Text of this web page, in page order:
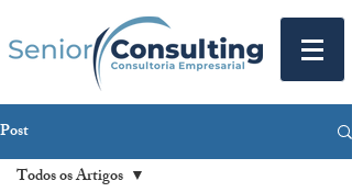
Post
Todos os Artigos